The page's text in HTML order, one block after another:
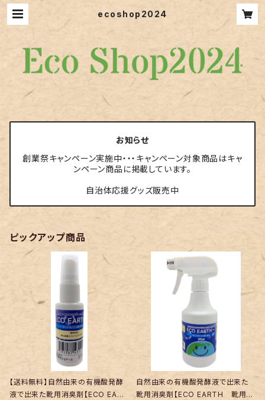
ecoshop2024
お知らせ
創業祭キャンペーン実施中・・・キャンペーン対象商品はキャ
ンペーン商品に掲載しています。
自治体応援グッズ販売中
ピックアップ商品
【送料無料】自然由来の有機酸発酵
液で出来た靴用消臭剤【ECO EART
自然由来の有機酸発酵液で出来た
靴用消臭剤【ECO EARTH 靴用】